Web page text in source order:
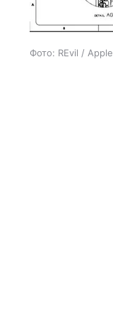
Фото: REvil / Apple